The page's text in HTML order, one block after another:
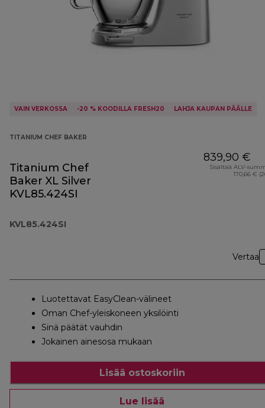
VAIN VERKOSSA -20 % KOODILLA FRESH20 LAHJA KAUPAN PÄÄLLE
TITANIUM CHEF BAKER
Titanium Chef
Baker XL Silver
KVL85.424SI
KVL85.424SI
839,90 €
Sisältää ALV-
170,66 €
Vertaa
Luotettavat EasyClean-välineet
Oman Chef-yleiskoneen yksilöinti
Sinä päätät vauhdin
Jokainen ainesosa mukaan
Lisää ostoskoriin
Lue lisää